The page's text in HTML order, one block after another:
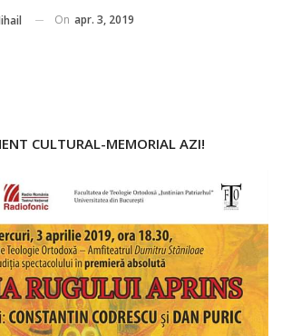
On apr. 3, 2019
CULTURAL-MEMORIAL AZI!